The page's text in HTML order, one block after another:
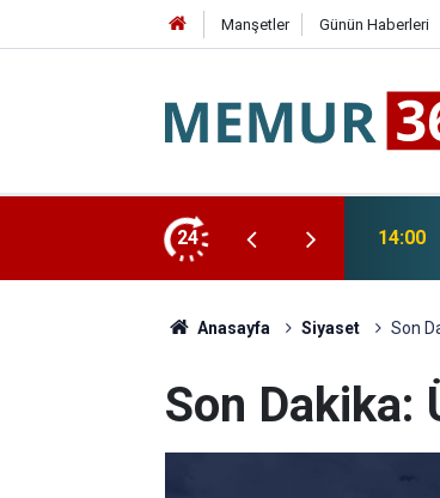
Manşetler Günün Haberleri
24
10 Bin Ton Altın Potansiyeli
13:36
Anasayfa Siyaset Son
Son Dakika: